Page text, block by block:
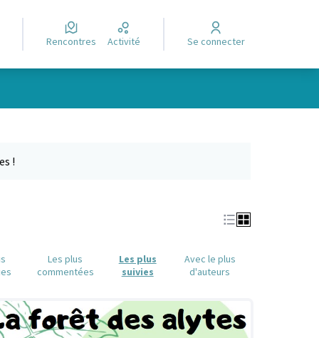
Rencontres Activité Se connecter
!
Les plus
commentées
Les plus
suivies
Avec le plus
d'auteurs